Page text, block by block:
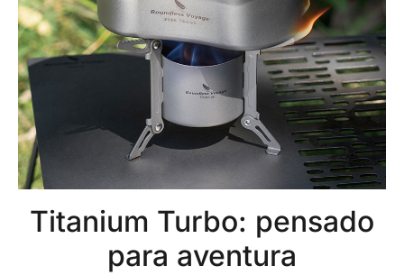
Titanium Turbo: pensado
para aventura